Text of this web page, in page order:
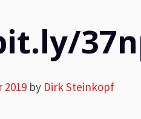
2019 by Dirk Steinkopf